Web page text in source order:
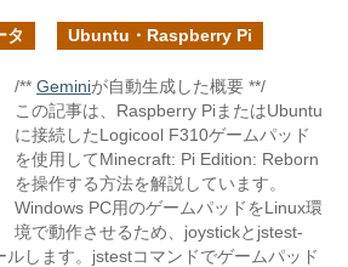
タ Ubuntu・Raspberry Pi
/** Geminiが自動生成した概要 **/
この記事は、Raspberry PiまたはUbuntu
に接続したLogicool F310ゲームパッド
を使用してMinecraft: Pi Edition: Reborn
を操作する方法を解説しています。
Windows PC用のゲームパッドをLinux環
境で動作させるため、joystickとjstest-
します。jstestコマンドでゲームパッド